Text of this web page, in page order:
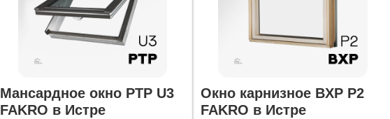
Мансардное окно PTP U3
FAKRO в Истре
Окно карнизное BXP P2
FAKRO в Истре